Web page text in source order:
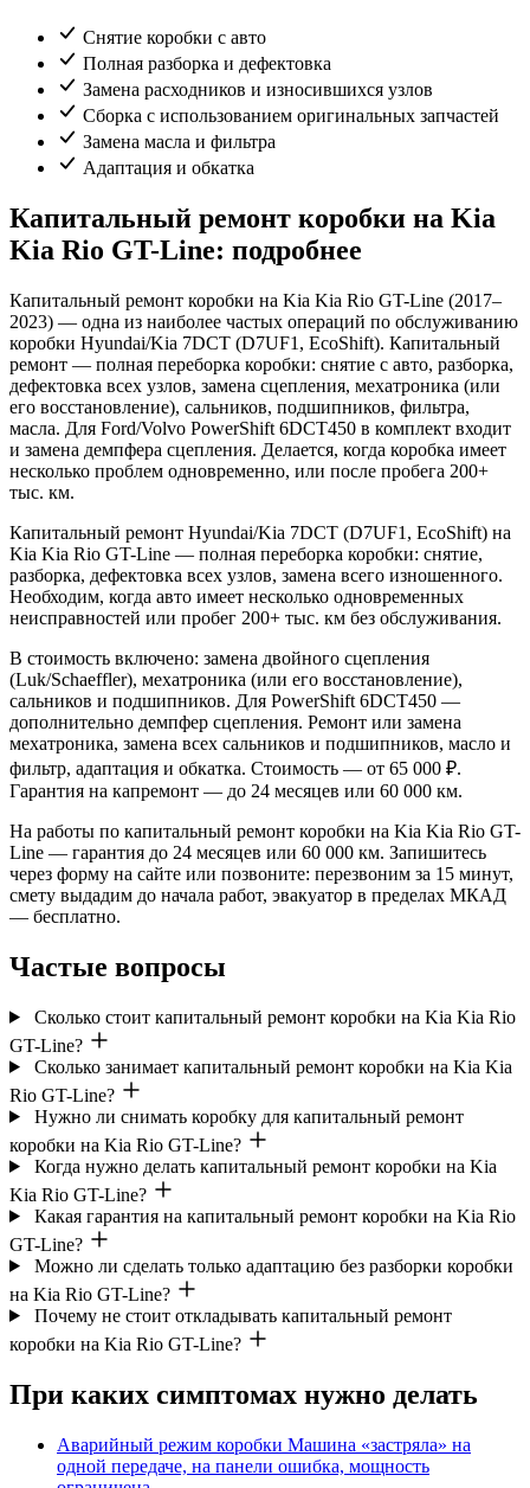
Снятие коробки с авто
Полная разборка и дефектовка
Замена расходников и износившихся узлов
Сборка с использованием оригинальных запчастей
Замена масла и фильтра
Адаптация и обкатка
Капитальный ремонт коробки на Kia
Kia Rio GT-Line: подробнее
Капитальный ремонт коробки на Kia Kia Rio GT-Line (2017–
2023) — одна из наиболее частых операций по обслуживанию
коробки Hyundai/Kia 7DCT (D7UF1, EcoShift). Капитальный
ремонт — полная переборка коробки: снятие с авто, разборка,
дефектовка всех узлов, замена сцепления, мехатроника (или
его восстановление), сальников, подшипников, фильтра,
масла. Для Ford/Volvo PowerShift 6DCT450 в комплект входит
и замена демпфера сцепления. Делается, когда коробка имеет
несколько проблем одновременно, или после пробега 200+
тыс. км.
Капитальный ремонт Hyundai/Kia 7DCT (D7UF1, EcoShift) на
Kia Kia Rio GT-Line — полная переборка коробки: снятие,
разборка, дефектовка всех узлов, замена всего изношенного.
Необходим, когда авто имеет несколько одновременных
неисправностей или пробег 200+ тыс. км без обслуживания.
В стоимость включено: замена двойного сцепления
(Luk/Schaeffler), мехатроника (или его восстановление),
сальников и подшипников. Для PowerShift 6DCT450 —
дополнительно демпфер сцепления. Ремонт или замена
мехатроника, замена всех сальников и подшипников, масло и
фильтр, адаптация и обкатка. Стоимость — от 65 000 ₽.
Гарантия на капремонт — до 24 месяцев или 60 000 км.
На работы по капитальный ремонт коробки на Kia Kia Rio GT-
Line — гарантия до 24 месяцев или 60 000 км. Запишитесь
через форму на сайте или позвоните: перезвоним за 15 минут,
смету выдадим до начала работ, эвакуатор в пределах МКАД
— бесплатно.
Частые вопросы
Сколько стоит капитальный ремонт коробки на Kia Kia Rio
GT-Line?
Сколько занимает капитальный ремонт коробки на Kia Kia
Rio GT-Line?
Нужно ли снимать коробку для капитальный ремонт
коробки на Kia Rio GT-Line?
Когда нужно делать капитальный ремонт коробки на Kia
Kia Rio GT-Line?
Какая гарантия на капитальный ремонт коробки на Kia Rio
GT-Line?
Можно ли сделать только адаптацию без разборки коробки
на Kia Rio GT-Line?
Почему не стоит откладывать капитальный ремонт
коробки на Kia Rio GT-Line?
При каких симптомах нужно делать
Аварийный режим коробки Машина «застряла» на
одной передаче, на панели ошибка, мощность